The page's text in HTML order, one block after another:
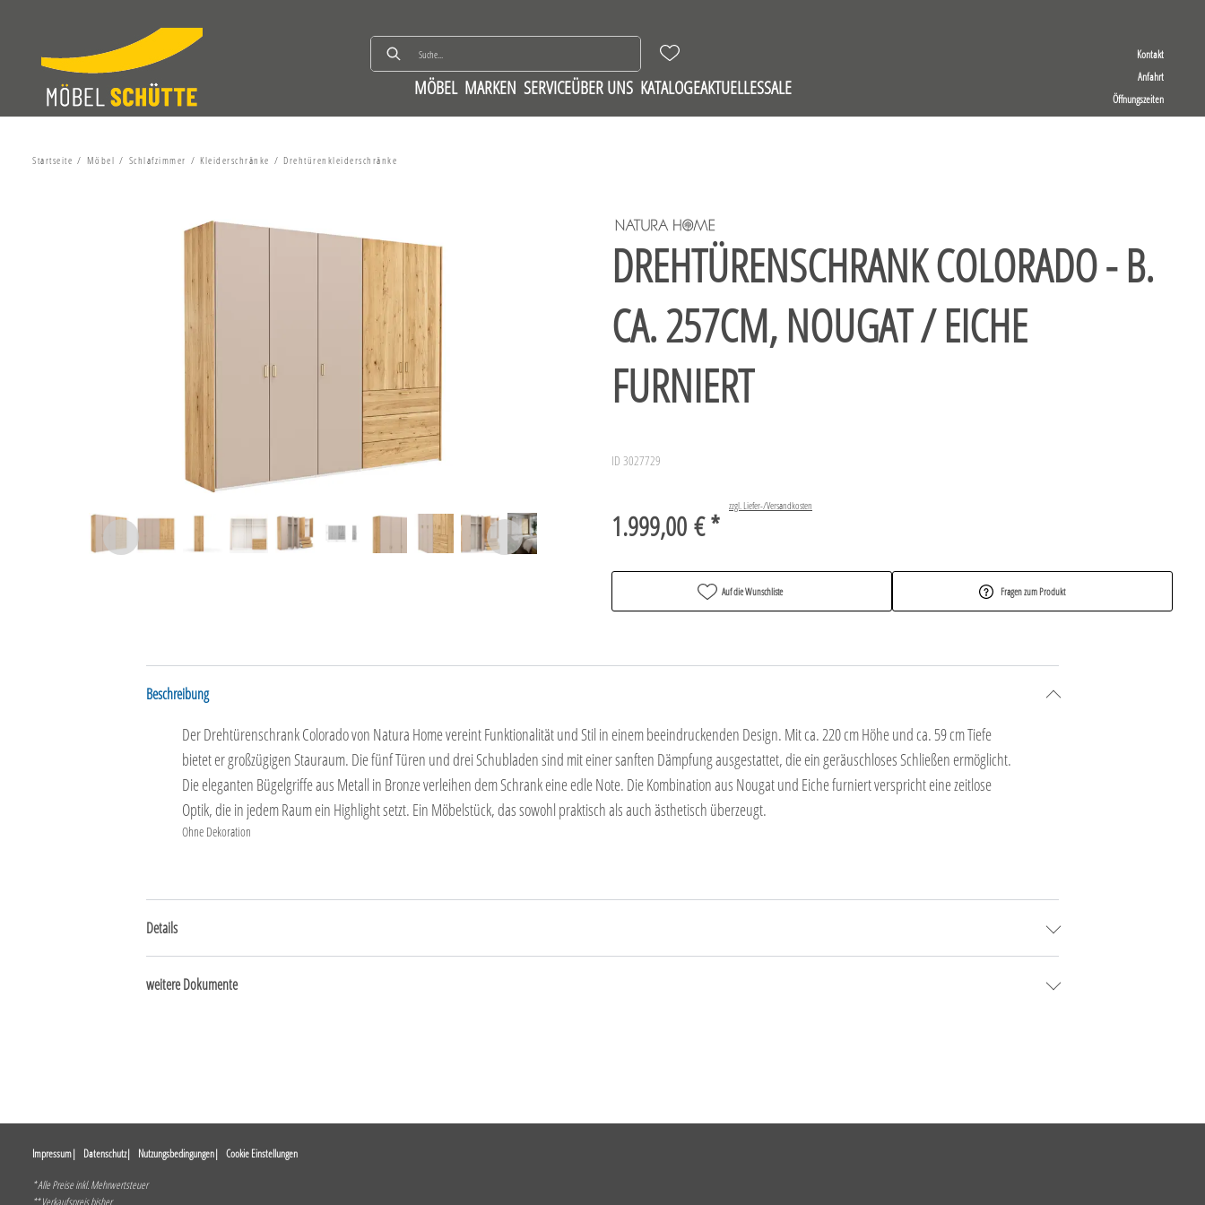
Kontakt
Anfahrt
Öffnungszeiten
MÖBEL MARKEN SERVICEÜBER UNS KATALOGEAKTUELLESSALE
Startseite Möbel Schlafzimmer Kleiderschränke Drehtürenkleiderschränke
DREHTÜRENSCHRANK COLORADO - B.
CA. 257CM, NOUGAT / EICHE
FURNIERT
ID 3027729
1.999,00 € *
zzgl. Liefer-/Versandkosten
Auf die Wunschliste Fragen zum Produkt
Beschreibung
Der Drehtürenschrank Colorado von Natura Home vereint Funktionalität und Stil in einem beeindruckenden Design. Mit ca. 220 cm Höhe und ca. 59 cm Tiefe
bietet er großzügigen Stauraum. Die fünf Türen und drei Schubladen sind mit einer sanften Dämpfung ausgestattet, die ein geräuschloses Schließen ermöglicht.
Die eleganten Bügelgriffe aus Metall in Bronze verleihen dem Schrank eine edle Note. Die Kombination aus Nougat und Eiche furniert verspricht eine zeitlose
Optik, die in jedem Raum ein Highlight setzt. Ein Möbelstück, das sowohl praktisch als auch ästhetisch überzeugt.
Ohne Dekoration
Details
weitere Dokumente
Impressum Datenschutz Nutzungsbedingungen Cookie Einstellungen
* Alle Preise inkl. Mehrwertsteuer
** Verkaufspreis bisher